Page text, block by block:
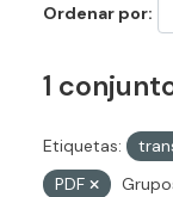
Ordenar por
1
Etiquetas:
PDF